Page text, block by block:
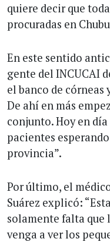
quiere decir que
procuradas en
En este sentido
gente del INCUCAI
el banco de córneas
De ahí en más
conjunto. Hoy en
pacientes
provincia”.
Por último, el
Suárez explicó:
solamente falta que
venga a ver los